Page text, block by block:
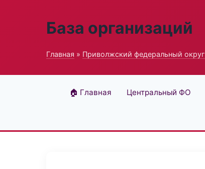
База организаций
Главная » Приволжский федеральный округ
🏠 Главная Центральный ФО